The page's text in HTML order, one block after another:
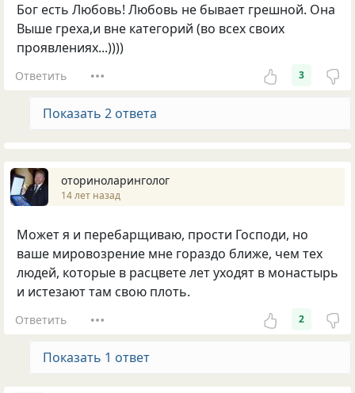
Бог есть Любовь! Любовь не бывает грешной. Она
Выше греха,и вне категорий (во всех своих
проявлениях...))))
Ответить 3
Показать 2 ответа
оториноларинголог
14 лет назад
Может я и перебарщиваю, прости Господи, но
ваше мировозрение мне гораздо ближе, чем тех
людей, которые в расцвете лет уходят в монастырь
и истезают там свою плоть.
Ответить 2
Показать 1 ответ